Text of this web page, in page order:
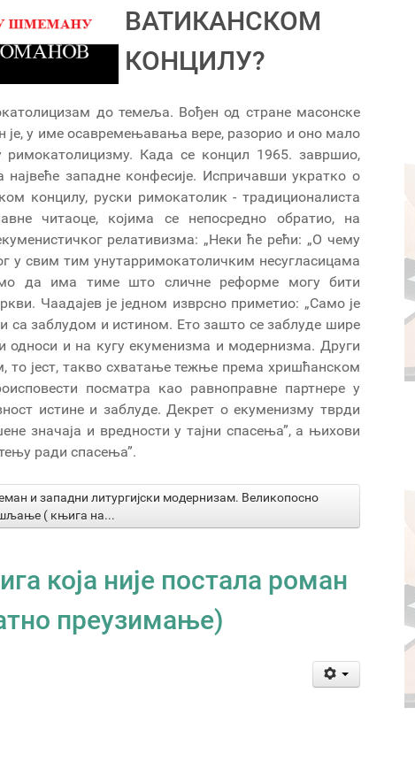
ВАТИКАНСКОМ
КОНЦИЛУ?
до темеља. Вођен од стране масонске
у име осавремењавања вере, разорио и оно мало
римокатолицизму. Када се концил 1965. завршио,
највеће западне конфесије. Испричавши укратко о
концилу, руски римокатолик - традиционалиста
читаоце, којима се непосредно обратио, на
релативизма: „Неки ће рећи: „О чему
у свим тим унутарримокатоличким несугласицама
да има тиме што сличне реформе могу бити
Чаадајев је једном изврсно приметио: „Само је
и са заблудом и истином. Ето зашто се заблуде шире
односи и на кугу екуменизма и модернизма. Други
то јест, такво схватање тежње према хришћанском
посматра као равноправне партнере у
истине и заблуде. Декрет о екуменизму тврди
значаја и вредности у тајни спасења”, а њихови
ради спасења”.
и западни литургијски модернизам. Великопосно
( књига на...
која није постала роман
преузимање)